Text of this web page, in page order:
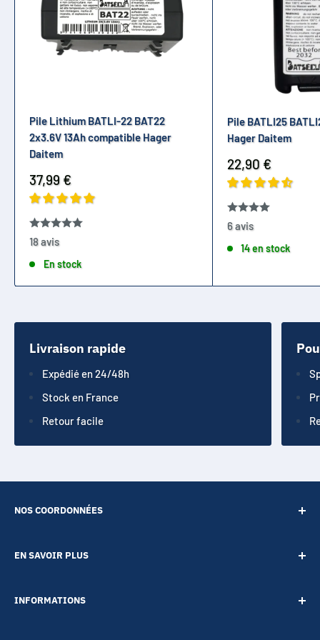
Pile Lithium BATLI-22 BAT22
2x3.6V 13Ah compatible Hager
Daitem
Prix
réduit
37,99 €
18 avis
En stock
Pile BATLI25
Hager Daitem
Prix
réduit
22,90 €
6 avis
14 en stock
Livraison rapide
Expédié en 24/48h
Stock en France
Retour facile
NOS COORDONNÉES
EN SAVOIR PLUS
A propos
INFORMATIONS